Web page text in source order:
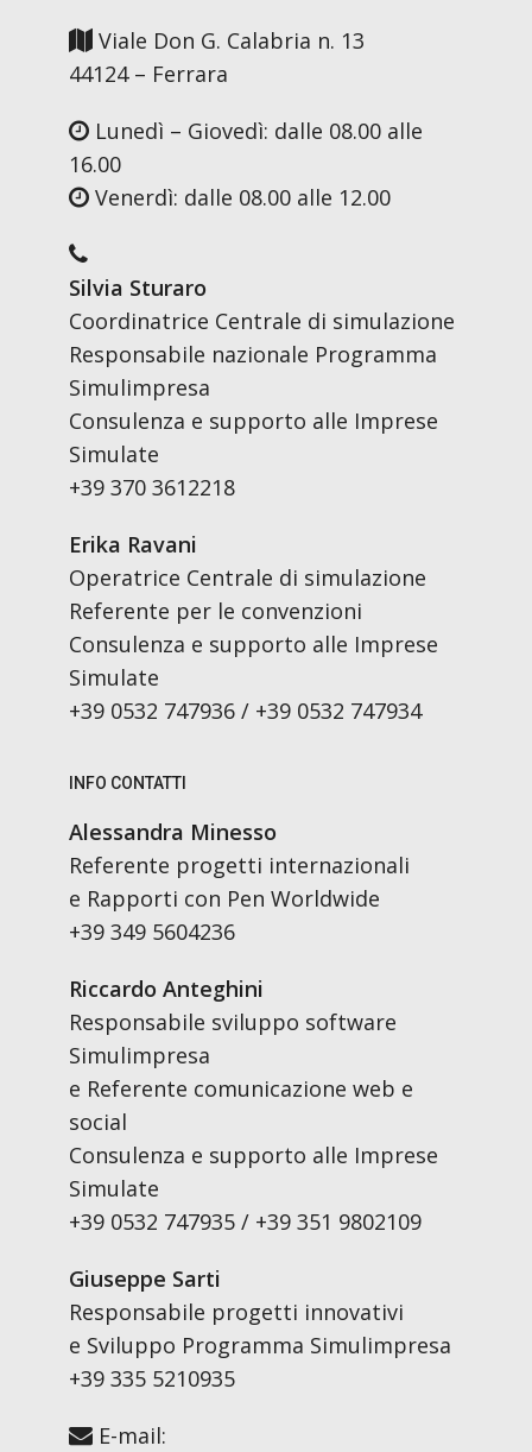
Viale Don G. Calabria n. 13
44124 – Ferrara
Lunedì – Giovedì: dalle 08.00 alle
16.00
Venerdì: dalle 08.00 alle 12.00
Silvia Sturaro
Coordinatrice Centrale di simulazione
Responsabile nazionale Programma
Simulimpresa
Consulenza e supporto alle Imprese
Simulate
+39 370 3612218
Erika Ravani
Operatrice Centrale di simulazione
Referente per le convenzioni
Consulenza e supporto alle Imprese
Simulate
+39 0532 747936 / +39 0532 747934
INFO CONTATTI
Alessandra Minesso
Referente progetti internazionali
e Rapporti con Pen Worldwide
+39 349 5604236
Riccardo Anteghini
Responsabile sviluppo software
Simulimpresa
e Referente comunicazione web e
social
Consulenza e supporto alle Imprese
Simulate
+39 0532 747935 / +39 351 9802109
Giuseppe Sarti
Responsabile progetti innovativi
e Sviluppo Programma Simulimpresa
+39 335 5210935
E-mail: